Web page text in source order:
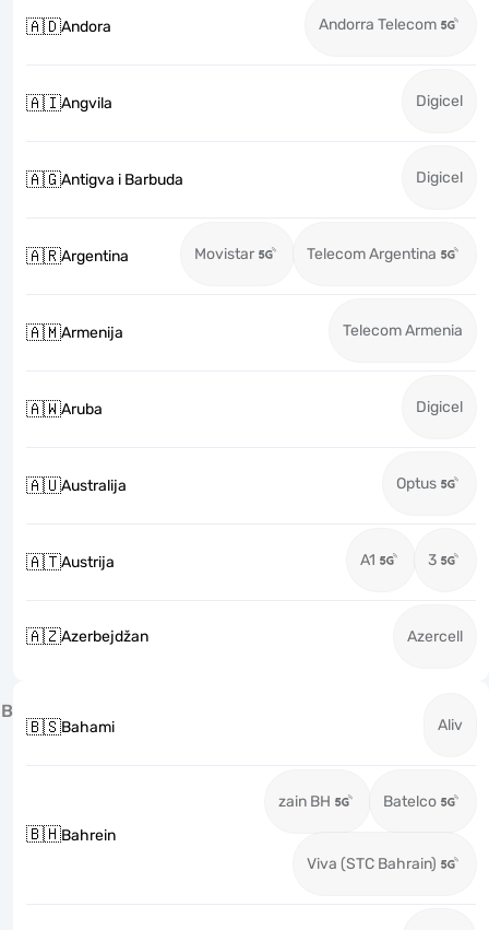
🇦🇩Andora Andorra Telecom
🇦🇮Angvila Digicel
🇦🇬Antigva i Barbuda Digicel
🇦🇷Argentina Movistar Telecom Argentina
🇦🇲Armenija Telecom Armenia
🇦🇼Aruba Digicel
🇦🇺Australija Optus
🇦🇹Austrija A1 3
🇦🇿Azerbejdžan Azercell
B
🇧🇸Bahami Aliv
🇧🇭Bahrein
zain BH Batelco
Viva (STC Bahrain)